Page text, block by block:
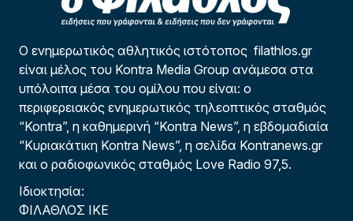
Ο ενημερωτικός αθλητικός ιστότοπος filathlos.gr
είναι μέλος του Kontra Media Group ανάμεσα στα
υπόλοιπα μέσα του ομίλου που είναι: ο
περιφερειακός ενημερωτικός τηλεοπτικός σταθμός
“Kontra”, η καθημερινή “Kontra News”, η εβδομαδιαία
“Κυριακάτικη Kontra News”, η σελίδα Kontranews.gr
και ο ραδιοφωνικός σταθμός Love Radio 97,5.
Ιδιοκτησία:
ΦΙΛΑΘΛΟΣ ΙΚΕ